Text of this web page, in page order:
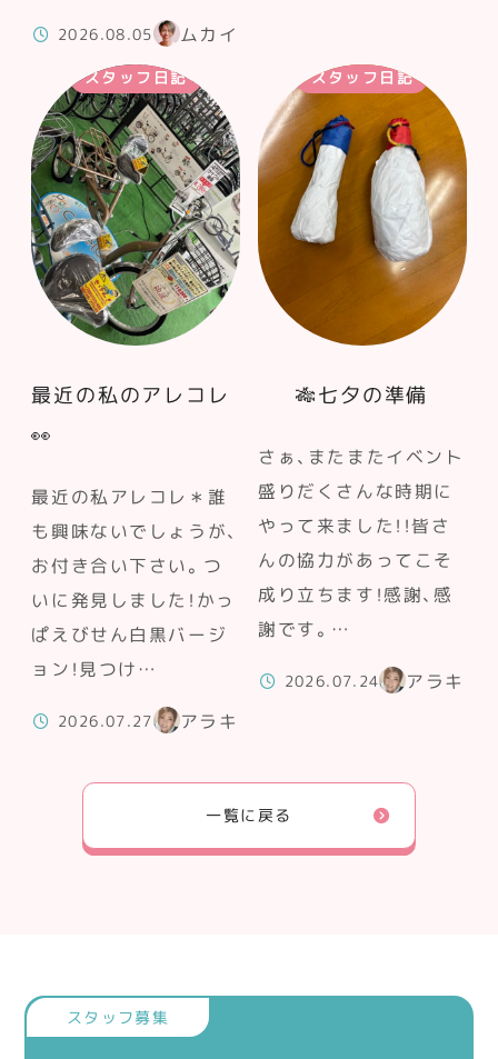
2026.08.05 ムカイ
スタッフ日記
最近の私のアレコレ
👀
最近の私アレコレ＊誰
も興味ないでしょうが、
お付き合い下さい。つ
いに発見しました！かっ
ぱえびせん白黒バージ
ョン！見つけ…
2026.07.27 アラキ
スタッフ日記
🎋七夕の準備
さぁ、またまたイベント
盛りだくさんな時期に
やって来ました！！皆さ
んの協力があってこそ
成り立ちます！感謝、感
謝です。…
2026.07.24 アラキ
一覧に戻る